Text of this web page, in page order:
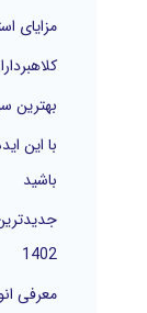
مزایای
بهترین
باشید
1402
معرفی